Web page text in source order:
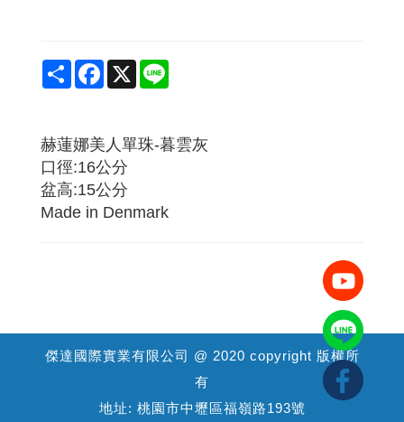
Share Facebook
X
赫蓮娜美人單珠-暮雲灰
口徑:16公分
盆高:15公分
Made in Denmark
傑達國際實業有限公司 @ 2020 copyright 版權所
有
地址: 桃園市中壢區福嶺路193號